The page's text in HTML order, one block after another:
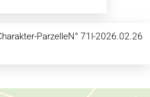
ParzelleN° 71l-2026.02.26